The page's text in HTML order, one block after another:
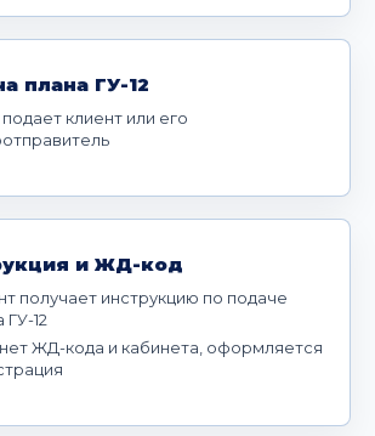
плана ГУ-12
клиент или его
и ЖД-код
получает инструкцию по подаче
ГУ-12
ЖД-кода и кабинета, оформляется